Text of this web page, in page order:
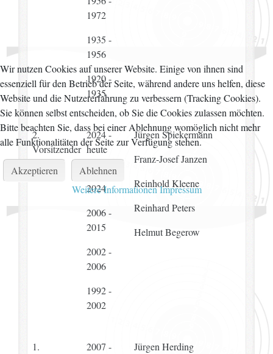
1972
1935 -
1956
1920 -
1935
2.
Vorsitzender
2024 -
heute
2015 -
2024
2006 -
2015
2002 -
2006
1992 -
2002
Jürgen Spiekermann
Franz-Josef Janzen
Reinhold Kleene
Reinhard Peters
Helmut Begerow
1.
2007 -
Jürgen Herding
Wir nutzen Cookies auf unserer Website. Einige von ihnen sind
essenziell für den Betrieb der Seite, während andere uns helfen, diese
Website und die Nutzererfahrung zu verbessern (Tracking Cookies).
Sie können selbst entscheiden, ob Sie die Cookies zulassen möchten.
Bitte beachten Sie, dass bei einer Ablehnung womöglich nicht mehr
alle Funktionalitäten der Seite zur Verfügung stehen.
Akzeptieren
Ablehnen
Weitere InformationenImpressum